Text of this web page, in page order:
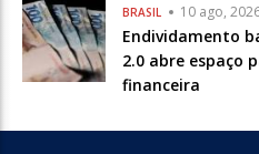
BRASIL 10 ago,
Endividamento
2.0 abre espaço
financeira